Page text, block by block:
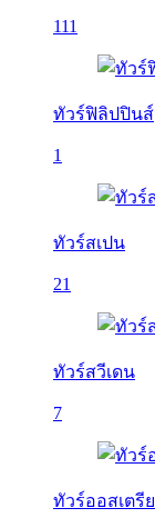
111
ทัวร์ฟิลิปปินส์
1
ทัวร์สเปน
21
ทัวร์สวีเดน
7
ทัวร์ออสเตรีย